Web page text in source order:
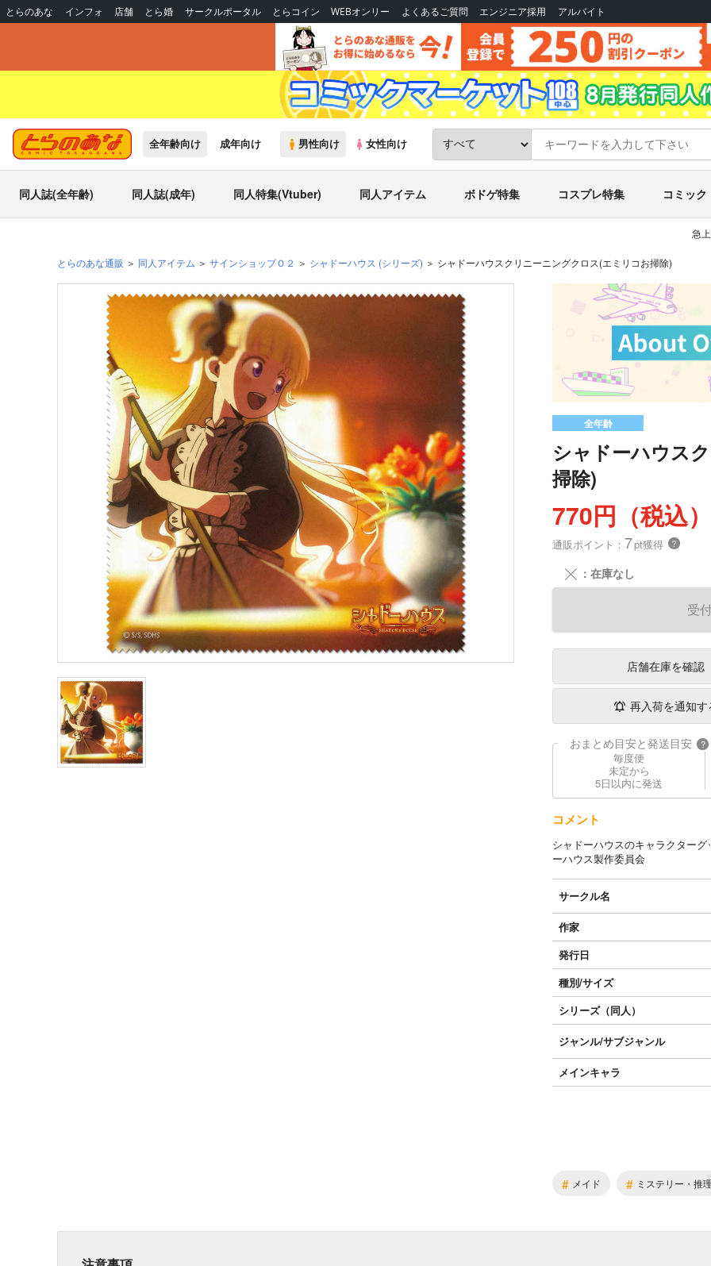
とらのあな インフォ 店舗 とら婚 サークルポータル とらコイン WEBオンリー よくあるご質問 エンジニア採用 アルバイト
全年齢向け 成年向け 男性向け 女性向け
同人誌(全年齢) 同人誌(成年) 同人特集(Vtuber) 同人アイテム ボドゲ特集 コスプレ特集 コミッ
急
とらのあな通販 同人アイテム サインショップＯ２ シャドーハウス (シリーズ) シャドーハウスクリニーニングクロス(エミリコお掃除)
全年齢
シャドーハウス
掃除)
770円（税込）
通販ポイント： 7pt獲得 ？
╳ ：在庫なし
受
店舗在庫を確認
再入荷を通知す
おまとめ目安と発送目安 ?
毎度便
未定から
5日以内に発送
コメント
シャドーハウスのキャラクター
ーハウス製作委員会
サークル名
作家
発行日
種別/サイズ
シリーズ（同人）
ジャンル/サブジャンル
メインキャラ
# メイド # ミステリー・推理